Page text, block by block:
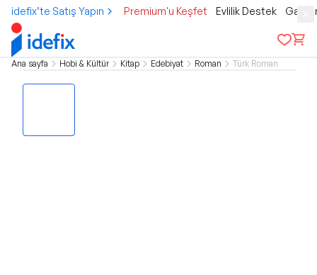
idefix’te Satış Yapın Premium'u Keşfet Evlilik Destek
Ana sayfa Hobi & Kültür Kitap Edebiyat Roman Türk Roman